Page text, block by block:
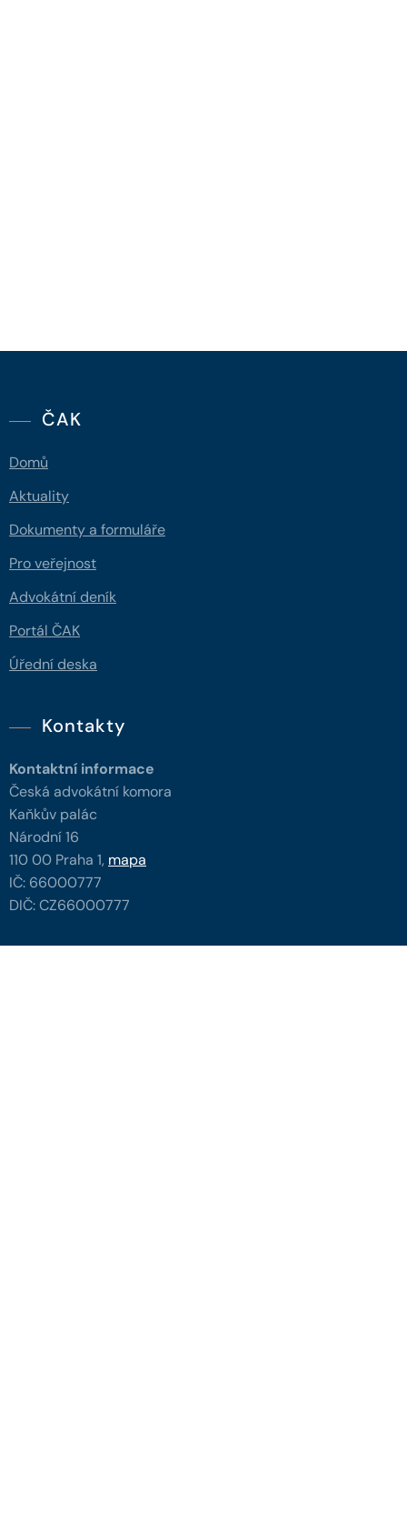
ČAK
Domů
Aktuality
Dokumenty a formuláře
Pro veřejnost
Advokátní deník
Portál ČAK
Úřední deska
Kontakty
Kontaktní informace
Česká advokátní komora
Kaňkův palác
Národní 16
110 00 Praha 1, mapa
IČ: 66000777
DIČ: CZ66000777